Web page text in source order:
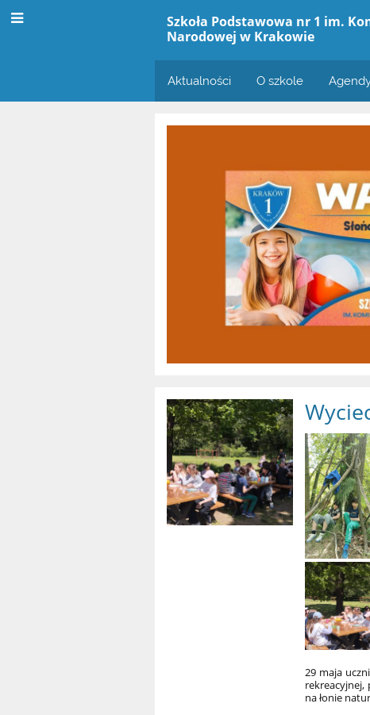
Szkoła Podstawowa nr 1 im.
Narodowej w Krakowie
Aktualności O szkole
Strona
29 maja
rekreacyjnej,
na łonie